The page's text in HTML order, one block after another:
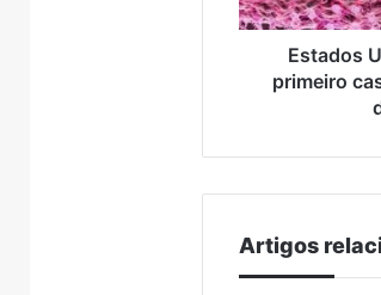
da
Estados
primeiro
Artigos